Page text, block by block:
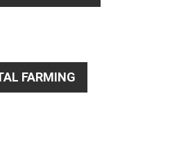
FARMING